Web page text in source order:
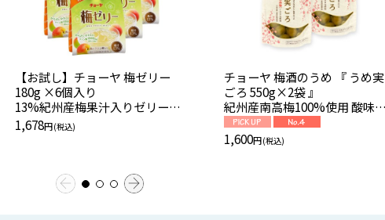
【お試し】チョーヤ 梅ゼリー
180g ×6個入り
13%紀州産梅果汁入りゼリー食
品
1,678円(税込)
チョーヤ 梅酒のうめ 『 うめ実
ごろ 550g×2袋 』
紀州産南高梅100%使用 酸味
料・香料無添加 【通販限定】
1,600円(税込)